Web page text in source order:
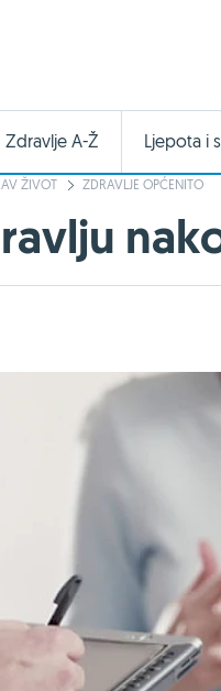
Zdravlje A-Ž Ljepota i
ŽIVOT ZDRAVLJE OPĆENITO